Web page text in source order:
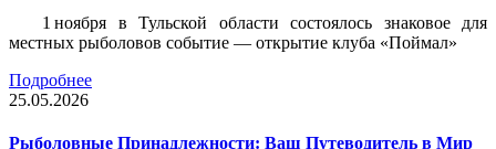
1 ноября в Тульской области состоялось знаковое для
местных рыболовов событие — открытие клуба «Поймал»
Подробнее
25.05.2026
Рыболовные Принадлежности: Ваш Путеводитель в Мир